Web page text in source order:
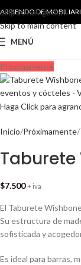
Skip to navigation
Skip to main content
ARRIENDO DE
MENÚ
Proximamente
Haga Click para
Inicio Próximamente
$7.500 + iva
El Taburete
Su estructura de
sofisticada y
Es ideal para barras,